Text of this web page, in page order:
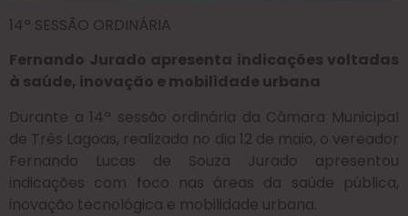
14ª SESSÃO ORDINÁRIA
Fernando Jurado apresenta indicações voltadas
à saúde, inovação e mobilidade urbana
Durante a 14ª sessão ordinária da Câmara Municipal
de Três Lagoas, realizada no dia 12 de maio, o vereador
Fernando Lucas de Souza Jurado apresentou
indicações com foco nas áreas da saúde pública,
inovação tecnológica e mobilidade urbana.